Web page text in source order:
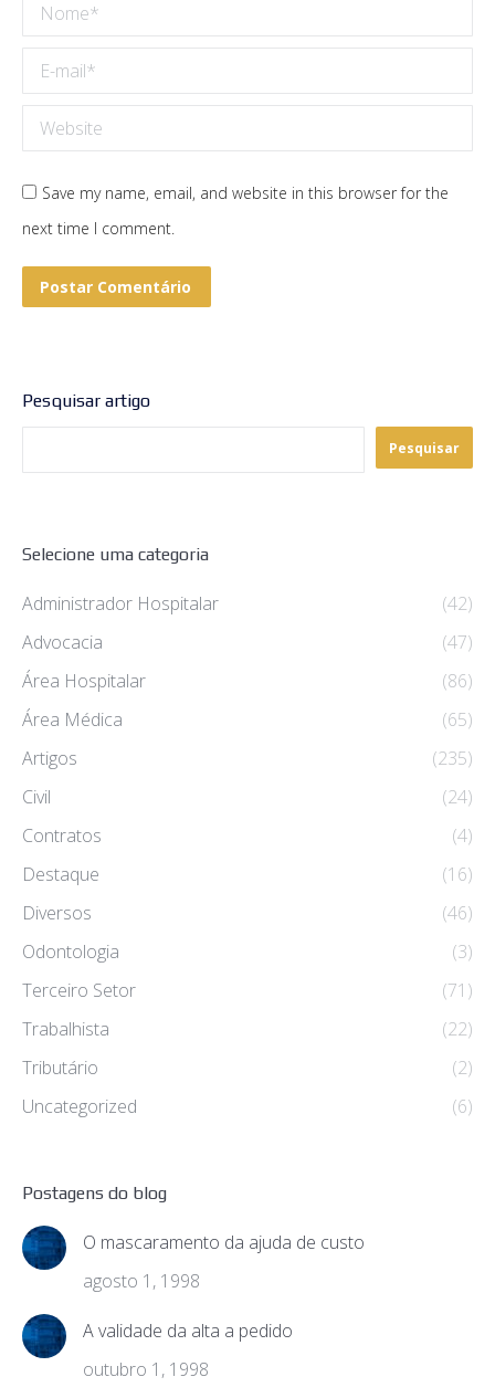
Nome *
E-mail *
Website
Save my name, email, and website in this browser for the
next time I comment.
Postar Comentário
Pesquisar artigo
Pesquisar
Selecione uma categoria
Administrador Hospitalar
(42)
Advocacia
(47)
Área Hospitalar
(86)
Área Médica
(65)
Artigos
(235)
Civil
(24)
Contratos
(4)
Destaque
(16)
Diversos
(46)
Odontologia
(3)
Terceiro Setor
(71)
Trabalhista
(22)
Tributário
(2)
Uncategorized
(6)
Postagens do blog
O mascaramento da ajuda de custo
agosto 1, 1998
A validade da alta a pedido
outubro 1, 1998